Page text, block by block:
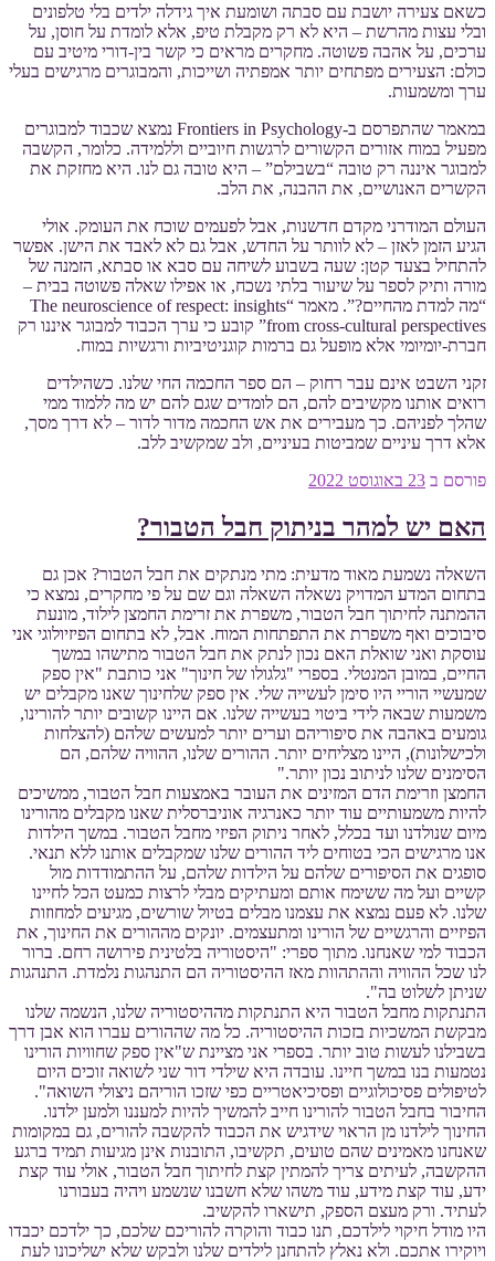
כשאם צעירה יושבת עם סבתה ושומעת איך גידלה ילדים בלי טלפונים
ובלי עצות מהרשת – היא לא רק מקבלת טיפ, אלא לומדת על חוסן, על
ערכים, על אהבה פשוטה. מחקרים מראים כי קשר בין-דורי מיטיב עם
כולם: הצעירים מפתחים יותר אמפתיה ושייכות, והמבוגרים מרגישים בעלי
ערך ומשמעות.
במאמר שהתפרסם ב-Frontiers in Psychology נמצא שכבוד למבוגרים
מפעיל במוח אזורים הקשורים לרגשות חיוביים וללמידה. כלומר, הקשבה
למבוגר איננה רק טובה “בשבילם” – היא טובה גם לנו. היא מחזקת את
הקשרים האנושיים, את ההבנה, את הלב.
העולם המודרני מקדם חדשנות, אבל לפעמים שוכח את העומק. אולי
הגיע הזמן לאזן – לא לוותר על החדש, אבל גם לא לאבד את הישן. אפשר
להתחיל בצעד קטן: שעה בשבוע לשיחה עם סבא או סבתא, הזמנה של
מורה ותיק לספר על שיעור בלתי נשכח, או אפילו שאלה פשוטה בבית –
“מה למדת מהחיים?”. מאמר “The neuroscience of respect: insights
from cross-cultural perspectives” קובע כי ערך הכבוד למבוגר איננו רק
חברת-יומיומי אלא מופעל גם ברמות קוגניטיביות ורגשיות במוח.
זקני השבט אינם עבר רחוק – הם ספר החכמה החי שלנו. כשהילדים
רואים אותנו מקשיבים להם, הם לומדים שגם להם יש מה ללמוד ממי
שהלך לפניהם. כך מעבירים את אש החכמה מדור לדור – לא דרך מסך,
אלא דרך עיניים שמביטות בעיניים, ולב שמקשיב ללב.
פורסם ב 23 באוגוסט 2022
האם יש למהר בניתוק חבל הטבור?
השאלה נשמעת מאוד מדעית: מתי מנתקים את חבל הטבור? אכן גם
בתחום המדע המדויק נשאלה השאלה וגם שם על פי מחקרים, נמצא כי
ההמתנה לחיתוך חבל הטבור, משפרת את זרימת החמצן לילוד, מונעת
סיבוכים ואף משפרת את התפתחות המוח. אבל, לא בתחום הפיזיולוגי אני
עוסקת ואני שואלת האם נכון לנתק את חבל הטבור מתישהו במשך
החיים, במובן המנטלי. בספרי "גלגולו של חינוך" אני כותבת "אין ספק
שמעשיי הוריי היו סימן לעשייה שלי. אין ספק שלחינוך שאנו מקבלים יש
משמעות שבאה לידי ביטוי בעשייה שלנו. אם היינו קשובים יותר להורינו,
גומעים באהבה את סיפוריהם וערים יותר למעשים שלהם (להצלחות
ולכישלונות), היינו מצליחים יותר. ההורים שלנו, ההוויה שלהם, הם
הסימנים שלנו לניתוב נכון יותר."
החמצן וזרימת הדם המזינים את העובר באמצעות חבל הטבור, ממשיכים
להיות משמעותיים עוד יותר כאנרגיה אוניברסלית שאנו מקבלים מהורינו
מיום שנולדנו ועד בכלל, לאחר ניתוק הפיזי מחבל הטבור. במשך הילדות
אנו מרגישים הכי בטוחים ליד ההורים שלנו שמקבלים אותנו ללא תנאי.
סופגים את הסיפורים שלהם על הילדות שלהם, על ההתמודדות מול
קשיים ועל מה ששימח אותם ומעתיקים מבלי לרצות כמעט הכל לחיינו
שלנו. לא פעם נמצא את עצמנו מבלים בטיול שורשים, מגיעים למחוזות
הפיזיים והרגשיים של הורינו ומתעצמים. יונקים מההורים את החינוך, את
הכבוד למי שאנחנו. מתוך ספרי: "היסטוריה בלטינית פירושה רחם. ברור
לנו שכל ההוויה וההתהוות מאז ההיסטוריה הם התנהגות נלמדת. התנהגות
שניתן לשלוט בה".
התנתקות מחבל הטבור היא התנתקות מההיסטוריה שלנו, הנשמה שלנו
מבקשת המשכיות בזכות ההיסטוריה. כל מה שההורים עברו הוא אבן דרך
בשבילנו לעשות טוב יותר. בספרי אני מציינת ש"אין ספק שחוויות הורינו
נטמעות בנו במשך חיינו. עובדה היא שילדי דור שני לשואה זוכים היום
לטיפולים פסיכולוגיים ופסיכיאטריים כפי שזכו הוריהם ניצולי השואה".
החיבור בחבל הטבור להורינו חייב להמשיך להיות למעננו ולמען ילדנו.
החינוך לילדנו מן הראוי שידגיש את הכבוד להקשבה להורים, גם במקומות
שאנחנו מאמינים שהם טועים, תקשיבו, התובנות אינן מגיעות תמיד ברגע
ההקשבה, לעיתים צריך להמתין קצת לחיתוך חבל הטבור, אולי עוד קצת
ידע, עוד קצת מידע, עוד משהו שלא חשבנו שנשמע ויהיה בעבורנו
לעתיד. ורק מעצם הספק, תישארו להקשיב.
היו מודל חיקוי לילדכם, תנו כבוד והוקרה להוריכם שלכם, כך ילדכם יכבדו
ויוקירו אתכם. ולא נאלץ להתחנן לילדים שלנו ולבקש שלא ישליכונו לעת